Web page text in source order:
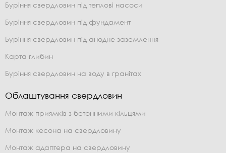
Буріння свердловин під теплові насоси
Буріння свердловин під фундамент
Буріння свердловин під анодне заземлення
Карта глибин
Буріння свердловин на воду в гранітах
Облаштування свердловин
Монтаж приямків з бетонними кільцями
Монтаж кесона на свердловину
Монтаж адаптера на свердловину